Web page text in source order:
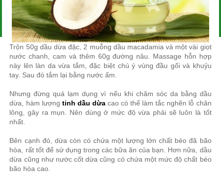
Trộn 50g dầu dừa đặc, 2 muỗng dầu macadamia và một vài giọt
nước chanh, cam và thêm 60g đường nâu. Massage hỗn hợp
này lên làn da vừa tắm, đặc biệt chú ý vùng đầu gối và khuỷu
tay. Sau đó tắm lại bằng nước ấm.
Nhưng đừng quá lạm dụng vì nếu khi chăm sóc da bằng dầu
dừa, hàm lượng tinh dầu dừacao có thể làm tắc nghẽn lỗ chân
lông, gây ra mụn. Nên dùng ở mức độ vừa phải sẽ luôn là tốt
nhất.
Bên cạnh đó, dừa còn có chứa một lượng lớn chất béo đã bão
hòa, rất tốt để sử dụng trong các bữa ăn của bạn. Hơn nữa, dầu
dừa cũng như nước cốt dừa cũng có chứa một mức độ chất béo
bão hòa cao.